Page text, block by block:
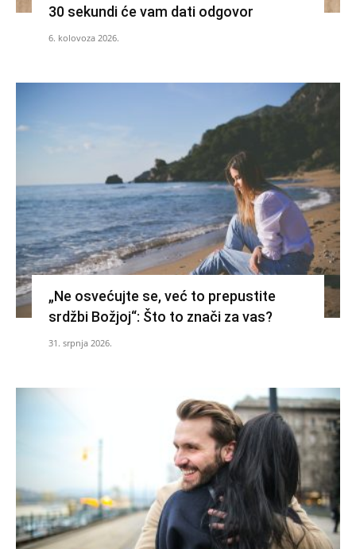
30 sekundi će vam dati odgovor
6. kolovoza 2026.
„Ne osvećujte se, već to prepustite
srdžbi Božjoj“: Što to znači za vas?
31. srpnja 2026.